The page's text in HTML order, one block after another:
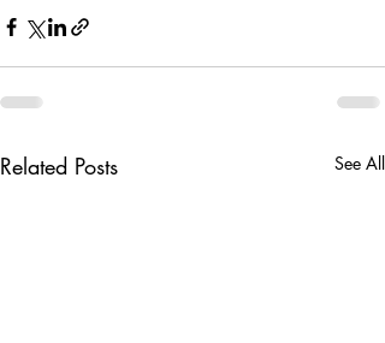
Related Posts See All